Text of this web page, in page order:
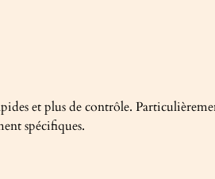
et plus de contrôle.
spécifiques.